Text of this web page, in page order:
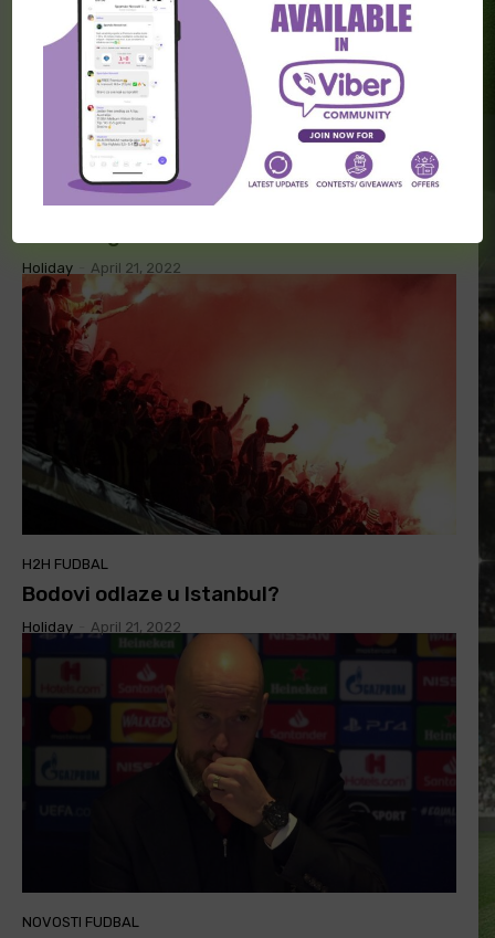
H2H FUDBAL
Imaju osam vezanih pobeda protiv
Holiday April 21, 2022
H2H FUDBAL
Bodovi odlaze u Istanbul?
Holiday April 21, 2022
NOVOSTI FUDBAL